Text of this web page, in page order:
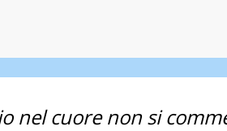
nel cuore non si